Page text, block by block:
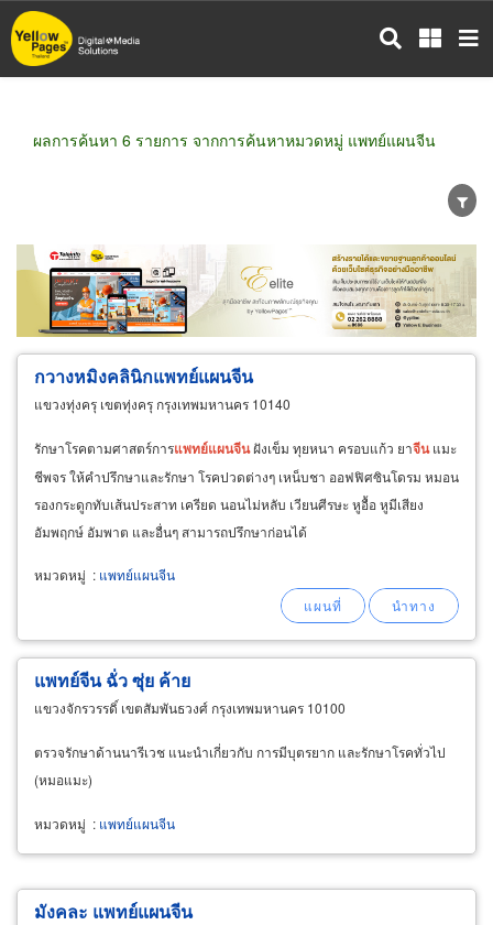
ข้าม
ไป
ผลการค้นหา 6 รายการ จากการค้นหาหมวดหมู่ แพทย์แผนจีน
ขายส่ง ขายปลีก ผู้ผลิต
ตัวแทนจัดจำหน่าย
ผู้ส่งออก/นำเข้า
ธุรกิจบริการ
กวางหมิงคลินิกแพทย์แผนจีน
แขวงทุ่งครุ เขตทุ่งครุ กรุงเทพมหานคร 10140
รักษาโรคตามศาสตร์การแพทย์แผนจีนฝังเข็ม ทุยหนา ครอบแก้ว ยาจีนแมะ
ชีพจร ให้คำปรึกษาและรักษา โรคปวดต่างๆ เหน็บชา ออฟฟิศซินโดรม หมอน
รองกระดูกทับเส้นประสาท เครียด นอนไม่หลับ เวียนศีรษะ หูอื้อ หูมีเสียง
อัมพฤกษ์ อัมพาต และอื่นๆ สามารถปรึกษาก่อนได้
หมวดหมู่ : แพทย์แผนจีน
แพทย์จีน ฉั่ว ซุ่ย ค้าย
แขวงจักรวรรดิ์ เขตสัมพันธวงศ์ กรุงเทพมหานคร 10100
ตรวจรักษาด้านนารีเวช แนะนำเกี่ยวกับ การมีบุตรยาก และรักษาโรคทั่วไป
(หมอแมะ)
หมวดหมู่ : แพทย์แผนจีน
มังคละ แพทย์แผนจีน